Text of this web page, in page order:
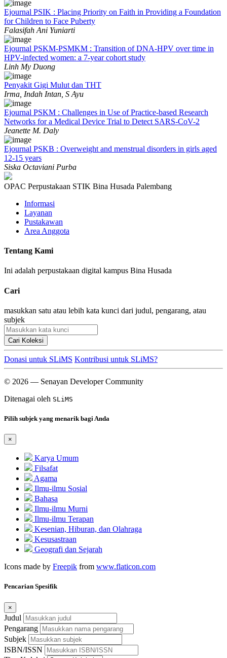
Ejournal PSIK : Placing Priority on Faith in Providing a Foundation
for Children to Face Puberty
Falasifah Ani Yuniarti
Ejournal PSKM-PSMKM : Transition of DNA-HPV over time in
HPV-infected women: a 7-year cohort study
Linh My Duong
Penyakit Gigi Mulut dan THT
Irma, Indah Intan, S Ayu
Ejournal PSKM : Challenges in Use of Practice-based Research
Networks for a Medical Device Trial to Detect SARS-CoV-2
Jeanette M. Daly
Ejournal PSKB : Overweight and menstrual disorders in girls aged
12-15 years
Siska Octaviani Purba
OPAC Perpustakaan STIK Bina Husada Palembang
Informasi
Layanan
Pustakawan
Area Anggota
Tentang Kami
Ini adalah perpustakaan digital kampus Bina Husada
Cari
masukkan satu atau lebih kata kunci dari judul, pengarang, atau
subjek
Cari Koleksi
Donasi untuk SLiMS Kontribusi untuk SLiMS?
© 2026 — Senayan Developer Community
Ditenagai oleh SLiMS
Pilih subjek yang menarik bagi Anda
×
Karya Umum
Filsafat
Agama
Ilmu-ilmu Sosial
Bahasa
Ilmu-ilmu Murni
Ilmu-ilmu Terapan
Kesenian, Hiburan, dan Olahraga
Kesusastraan
Geografi dan Sejarah
Icons made by Freepik from www.flaticon.com
Pencarian Spesifik
×
Judul
Pengarang
Subjek
ISBN/ISSN